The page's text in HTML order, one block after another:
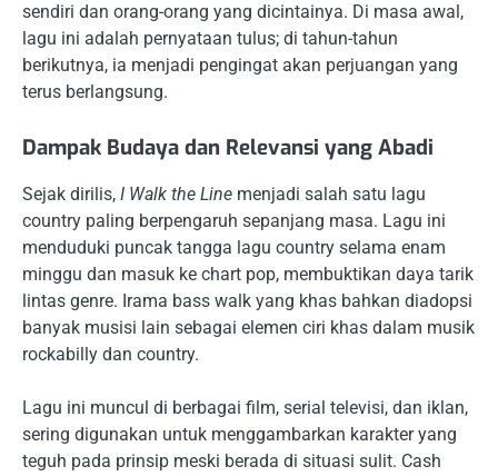
sendiri dan orang-orang yang dicintainya. Di masa awal,
lagu ini adalah pernyataan tulus; di tahun-tahun
berikutnya, ia menjadi pengingat akan perjuangan yang
terus berlangsung.
Dampak Budaya dan Relevansi yang Abadi
Sejak dirilis, I Walk the Line menjadi salah satu lagu
country paling berpengaruh sepanjang masa. Lagu ini
menduduki puncak tangga lagu country selama enam
minggu dan masuk ke chart pop, membuktikan daya tarik
lintas genre. Irama bass walk yang khas bahkan diadopsi
banyak musisi lain sebagai elemen ciri khas dalam musik
rockabilly dan country.
Lagu ini muncul di berbagai film, serial televisi, dan iklan,
sering digunakan untuk menggambarkan karakter yang
teguh pada prinsip meski berada di situasi sulit. Cash